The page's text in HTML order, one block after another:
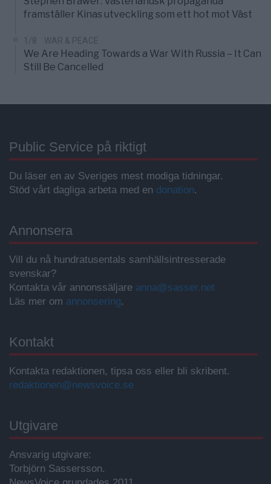
framställer Kinas utveckling som ett hot mot Väst
1/8 WAR & PEACE
We Are Heading Towards a War With Russia – It Can
Still Be Cancelled
Public Service på riktigt
Du läser en av Sveriges mest modiga tidningar.
Stöd vårt dagliga arbeta med en donation.
Annonsera
Vill du nå hundratusentals samhällsintresserade
svenskar?
Kontakta vår annonssäljare anna@sasser.net
Läs mer om annonsering.
Kontakt
Kontakta redaktionen, tipsa oss eller bli skribent.
redaktionen@newsvoice.se
Utgivare
Ansvarig utgivare:
Torbjörn Sassersson.